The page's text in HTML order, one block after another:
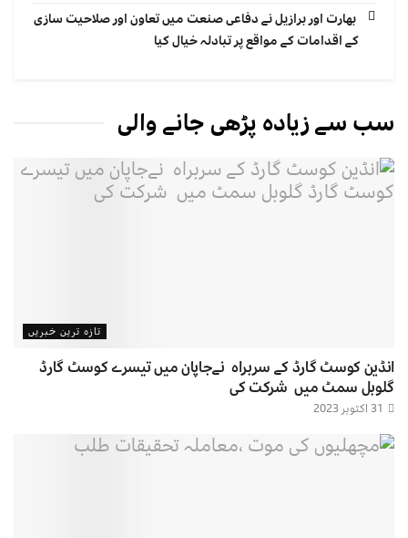
بھارت اور برازیل نے دفاعی صنعت میں تعاون اور صلاحیت سازی
کے اقدامات کے مواقع پر تبادلہ خیال کیا
سب سے زیادہ پڑھی جانے والی
تازہ ترین خبریں
انڈین کوسٹ گارڈ کے سربراہ نےجاپان میں تیسرے کوسٹ گارڈ
گلوبل سمٹ میں شرکت کی